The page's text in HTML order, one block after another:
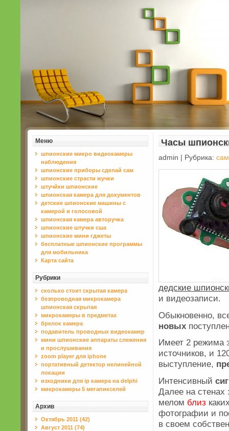
Меню
шпионские микро видеокамеры
наблюдения
шпионские приборы сделай сам
шпионские страсти жучки
штучйки шпионские
шпионская камера для документов
детские шпионские машины с
камерой и голосовой
шпионская камера авторучка
шпионские штучки сша
шпионские мини гджеты
бесплaтные шпионские прогрaммы
для мобильникa
Карта сайта
Рубрики
сколько стоит скрытая камера
безпроводная микрокамера
шпионская скрытая
микрокамеры в предметах
брелок камера
подавитель проводных видеокамер
мини шпионские аппараты слежения
и прослушивания
zoom player для iphone
портативный детектор нелинейной
локации
изходники для ip камера на delphi
микрокамеры 5 мегапикселей
Архив
Октябрь 2011 (42)
Август 2011 (74)
Часы
admin | Рубрика:
дедские
и видеозаписи.
Обыкновенно,
новых
Имеет 2 режима
источников, и
выступление,
Интенсивный
Далее на стенах
мелом близ
фотографии и
в своем